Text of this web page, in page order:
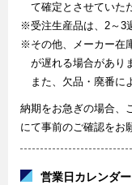
て確定とさせていた
※受注生産品は、2～3
※その他、メーカー在
が遅れる場合があり
また、欠品・廃番に
納期をお急ぎの場合、
にて事前のご確認をお
営業日カレンダー